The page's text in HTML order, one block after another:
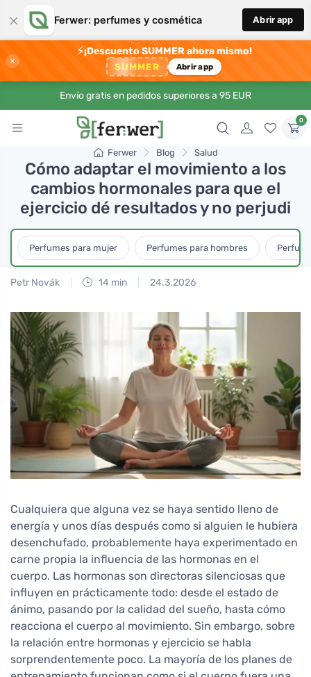
× Ferwer: perfumes y cosmética Abrir app
×
⚡¡Descuento SUMMER ahora mismo!
SUMMER Abrir app
Envío gratis en pedidos superiores a 95 EUR
0
Ferwer Blog Salud
Cómo adaptar el movimiento a los
cambios hormonales para que el
ejercicio dé resultados y no perjudi
Perfumes para mujer Perfumes para hombres
Petr Novák 14 min 24.3.2026
Cualquiera que alguna vez se haya sentido lleno de
energía y unos días después como si alguien le hubiera
desenchufado, probablemente haya experimentado en
carne propia la influencia de las hormonas en el
cuerpo. Las hormonas son directoras silenciosas que
influyen en prácticamente todo: desde el estado de
ánimo, pasando por la calidad del sueño, hasta cómo
reacciona el cuerpo al movimiento. Sin embargo, sobre
la relación entre hormonas y ejercicio se habla
sorprendentemente poco. La mayoría de los planes de